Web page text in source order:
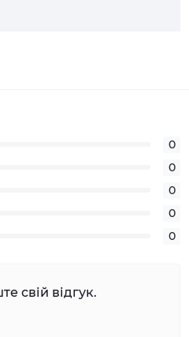
0
0
0
0
0
свій відгук.